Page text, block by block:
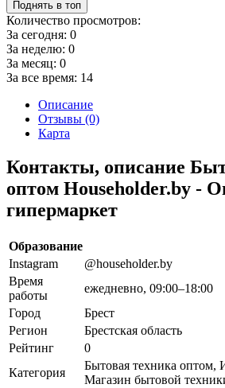
Поднять в топ
Количество просмотров:
За сегодня: 0
За неделю: 0
За месяц: 0
За все время: 14
Описание
Отзывы (0)
Карта
Контакты, описание
оптом Householder.by -
гипермаркет
Образование
Instagram
@householder.by
Время
работы
ежедневно, 09:00–18:00
Город
Брест
Регион
Брестская область
Рейтинг
0
Категория
Бытовая техника оптом,
Магазин бытовой